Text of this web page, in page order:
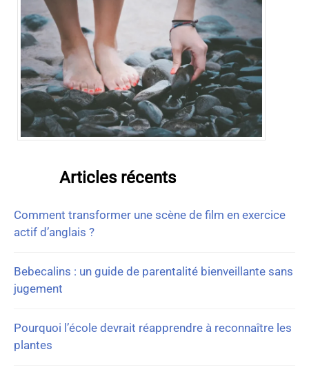
Articles récents
Comment transformer une scène de film en exercice
actif d’anglais ?
Bebecalins : un guide de parentalité bienveillante sans
jugement
Pourquoi l’école devrait réapprendre à reconnaître les
plantes